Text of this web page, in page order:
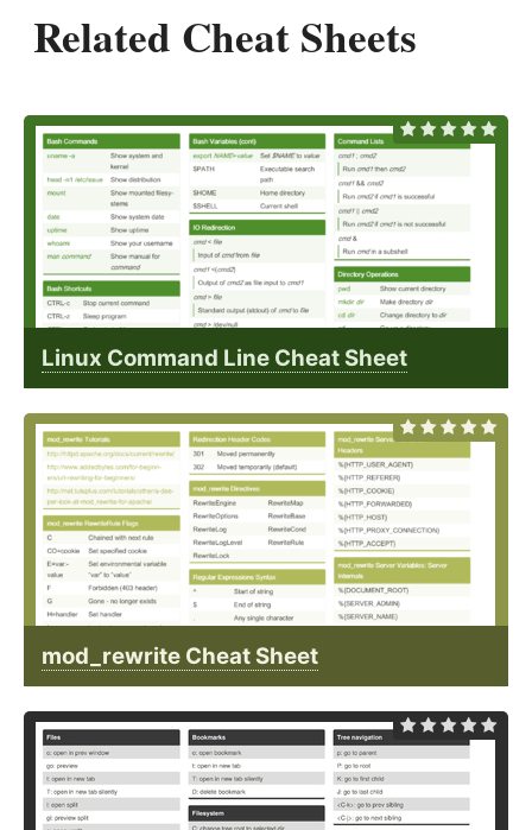
Related Cheat Sheets
Linux Command Line Cheat Sheet
mod_rewrite Cheat Sheet